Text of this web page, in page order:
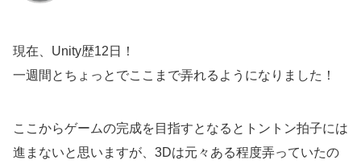
現在、Unity歴12日！
一週間とちょっとでここまで弄れるようになりました！
ここからゲームの完成を目指すとなるとトントン拍子には
進まないと思いますが、3Dは元々ある程度弄っていたの